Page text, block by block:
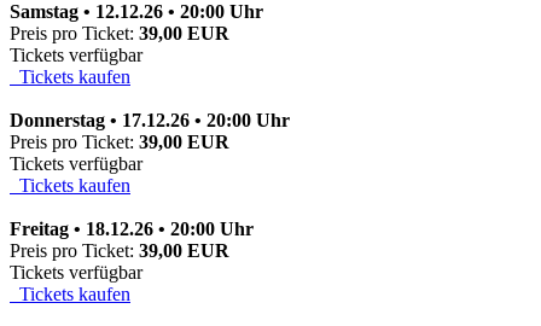
Samstag • 12.12.26 • 20:00 Uhr
Preis pro Ticket: 39,00 EUR
Tickets verfügbar
Tickets kaufen
Donnerstag • 17.12.26 • 20:00 Uhr
Preis pro Ticket: 39,00 EUR
Tickets verfügbar
Tickets kaufen
Freitag • 18.12.26 • 20:00 Uhr
Preis pro Ticket: 39,00 EUR
Tickets verfügbar
Tickets kaufen